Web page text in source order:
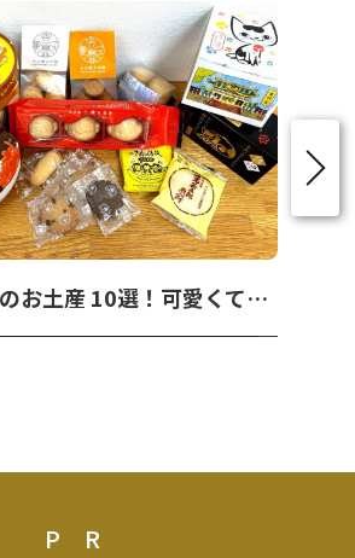
日光で人気のお土産 10選！可愛くて美味しいお菓子を紹介！
PR